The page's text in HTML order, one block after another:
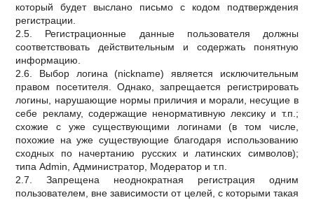
который будет выслано письмо с кодом подтверждения
регистрации.
2.5. Регистрационные данные пользователя должны
соответствовать действительным и содержать понятную
информацию.
2.6. Выбор логина (nickname) является исключительным
правом посетителя. Однако, запрещается регистрировать
логины, нарушающие нормы приличия и морали, несущие в
себе рекламу, содержащие ненормативную лексику и т.п.;
схожие с уже существующими логинами (в том числе,
похожие на уже существующие благодаря использованию
сходных по начертанию русских и латинских символов);
типа Admin, Администратор, Модератор и т.п.
2.7. Запрещена неоднократная регистрация одним
пользователем, вне зависимости от целей, с которыми такая